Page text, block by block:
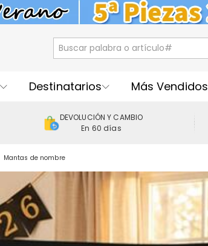
Destinatarios Más Vendidos
DEVOLUCIÓN Y CAMBIO
En 60 días
Mantas de nombre